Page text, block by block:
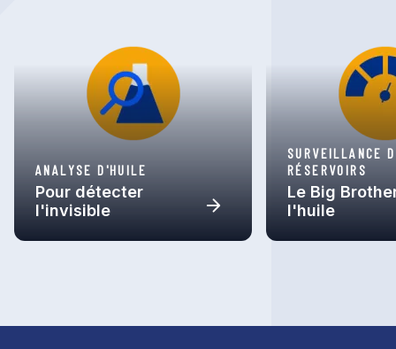
ANALYSE D'HUILE
Pour détecter
l'invisible
SURVEILLANCE
RÉSERVOIRS
Le Big
l'huile